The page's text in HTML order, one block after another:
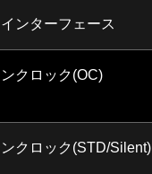
ンターフェース
クロック(OC)
クロック(STD/Silent)